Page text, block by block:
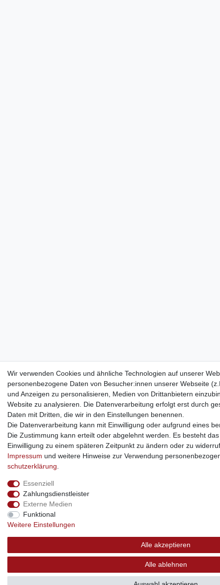
Wir verwenden Cookies und ähnliche Technologien auf unserer
personenbezogene Daten von Besucher:innen unserer Webseite
und Anzeigen zu personalisieren, Medien von Drittanbietern
Website zu analysieren. Die Datenverarbeitung erfolgt erst durch
Daten mit Dritten, die wir in den Einstellungen benennen.
Die Datenverarbeitung kann mit Einwilligung oder aufgrund eines
Die Zustimmung kann erteilt oder abgelehnt werden. Es besteht
Einwilligung zu einem späteren Zeitpunkt zu ändern oder zu
Impressum und weitere Hinweise zur Verwendung
schutz­erklärung
Essenziell
Zahlungsdienstleister
Externe Medien
Funktional
Weitere Einstellungen
Alle akzeptieren
Alle ablehnen